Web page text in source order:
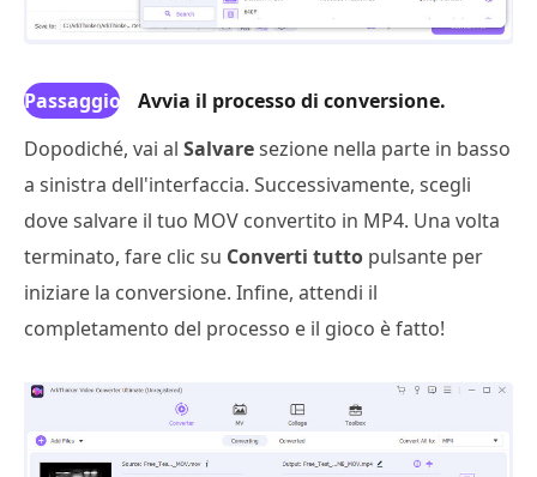
Passaggio
Avvia il processo di conversione.
Dopodiché, vai al Salvaresezione nella parte in basso
a sinistra dell'interfaccia. Successivamente, scegli
dove salvare il tuo MOV convertito in MP4. Una volta
terminato, fare clic su Converti tutto pulsante per
iniziare la conversione. Infine, attendi il
completamento del processo e il gioco è fatto!